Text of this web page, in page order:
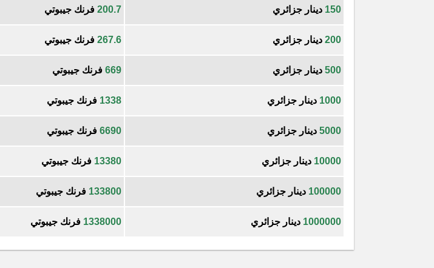
150 دينار جزائري 200.7 فرنك جيبوتي
200 دينار جزائري 267.6 فرنك جيبوتي
500 دينار جزائري 669 فرنك جيبوتي
1000 دينار جزائري 1338 فرنك جيبوتي
5000 دينار جزائري 6690 فرنك جيبوتي
10000 دينار جزائري 13380 فرنك جيبوتي
100000 دينار جزائري 133800 فرنك جيبوتي
1000000 دينار جزائري 1338000 فرنك جيبوتي